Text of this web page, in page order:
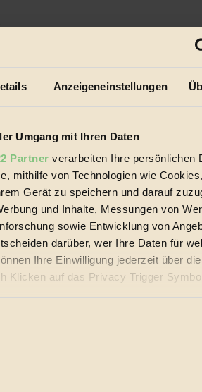
Anzeigeneinstellungen
Umgang mit Ihren Daten
Partner verarbeiten Ihre persönlichen
mithilfe von Technologien wie
Gerät zu speichern und darauf
und Inhalte, Messungen von
sowie Entwicklung von
darüber, wer Ihre Daten für
Ihre Einwilligung jederzeit über
Klicken auf das Privacy Trigger
würden wir auch gerne:
aktives Scannen nach bestimmten
des Fair-Trade sowie der Branche